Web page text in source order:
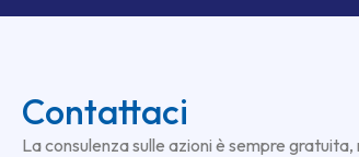
Contattaci
La consulenza sulle azioni è sempre